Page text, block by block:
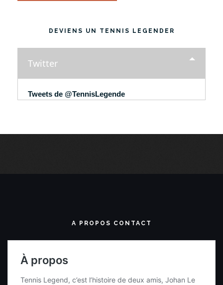
DEVIENS UN TENNIS LEGENDER
Twitter
Tweets de @TennisLegende
A PROPOS CONTACT